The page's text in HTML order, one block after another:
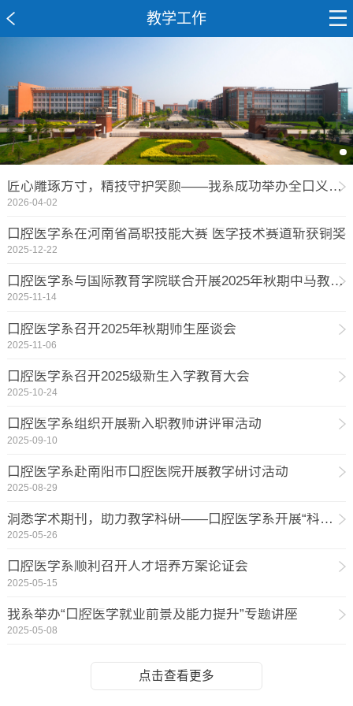
教学工作
匠心雕琢方寸，精技守护笑颜——我系成功举办全口义齿排牙学术讲座
2026-04-02
口腔医学系在河南省高职技能大赛 医学技术赛道斩获铜奖
2025-12-22
口腔医学系与国际教育学院联合开展2025年秋期中马教学研讨会
2025-11-14
口腔医学系召开2025年秋期师生座谈会
2025-11-06
口腔医学系召开2025级新生入学教育大会
2025-10-24
口腔医学系组织开展新入职教师讲评审活动
2025-09-10
口腔医学系赴南阳市口腔医院开展教学研讨活动
2025-08-29
洞悉学术期刊，助力教学科研——口腔医学系开展“科研思维启蒙”专题讲座2
2025-05-26
口腔医学系顺利召开人才培养方案论证会
2025-05-15
我系举办“口腔医学就业前景及能力提升”专题讲座
2025-05-08
点击查看更多